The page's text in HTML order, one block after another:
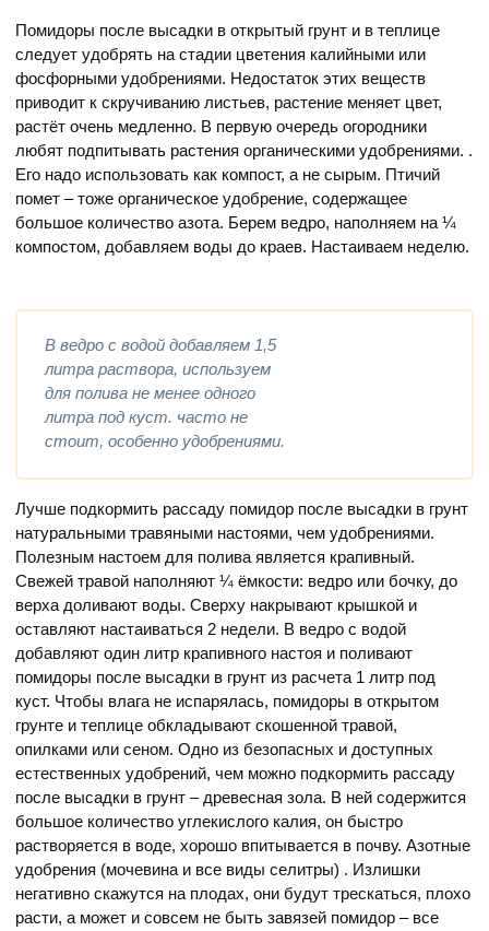
Помидоры после высадки в открытый грунт и в теплице
следует удобрять на стадии цветения калийными или
фосфорными удобрениями. Недостаток этих веществ
приводит к скручиванию листьев, растение меняет цвет,
растёт очень медленно. В первую очередь огородники
любят подпитывать растения органическими удобрениями. .
Его надо использовать как компост, а не сырым. Птичий
помет – тоже органическое удобрение, содержащее
большое количество азота. Берем ведро, наполняем на ¼
компостом, добавляем воды до краев. Настаиваем неделю.
В ведро с водой добавляем 1,5
литра раствора, используем
для полива не менее одного
литра под куст. часто не
стоит, особенно удобрениями.
Лучше подкормить рассаду помидор после высадки в грунт
натуральными травяными настоями, чем удобрениями.
Полезным настоем для полива является крапивный.
Свежей травой наполняют ¼ ёмкости: ведро или бочку, до
верха доливают воды. Сверху накрывают крышкой и
оставляют настаиваться 2 недели. В ведро с водой
добавляют один литр крапивного настоя и поливают
помидоры после высадки в грунт из расчета 1 литр под
куст. Чтобы влага не испарялась, помидоры в открытом
грунте и теплице обкладывают скошенной травой,
опилками или сеном. Одно из безопасных и доступных
естественных удобрений, чем можно подкормить рассаду
после высадки в грунт – древесная зола. В ней содержится
большое количество углекислого калия, он быстро
растворяется в воде, хорошо впитывается в почву. Азотные
удобрения (мочевина и все виды селитры) . Излишки
негативно скажутся на плодах, они будут трескаться, плохо
расти, а может и совсем не быть завязей помидор – все